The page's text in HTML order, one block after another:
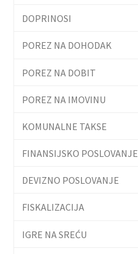
DOPRINOSI
POREZ NA DOHODAK
POREZ NA DOBIT
POREZ NA IMOVINU
KOMUNALNE TAKSE
FINANSIJSKO POSLOVANJE
DEVIZNO POSLOVANJE
FISKALIZACIJA
IGRE NA SREĆU